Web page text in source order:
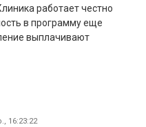
работает честно
в программу еще
выплачивают
16:23:22